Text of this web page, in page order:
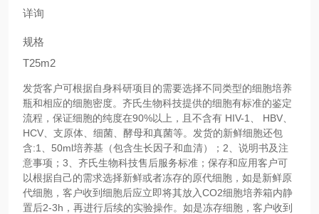
详询
规格
T25m2
发货客户可根据自身科研项目的需要选择不同类型的细胞培养
瓶和相应的细胞密度。齐氏生物科技提供的细胞有标准的鉴定
流程，保证细胞的纯度在90%以上，且不含有 HIV-1、 HBV、
HCV、支原体、细菌、酵母和真菌等。发货的新鲜细胞还包
含:1、50ml培养基（包含生长因子和血清）；2、说明书及注
意事项；3、齐氏生物科技售后服务标准；保存和应用客户可
以根据自己的需求选择新鲜或者冻存的原代细胞，如是新鲜原
代细胞，客户收到细胞后应立即将其放入CO2细胞培养箱内静
置后2-3h，再进行后续的实验操作。如是冻存细胞，客户收到